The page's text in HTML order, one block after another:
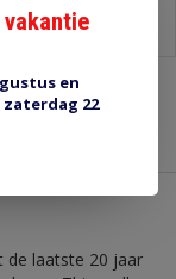
de laatste 20 jaar
en
22